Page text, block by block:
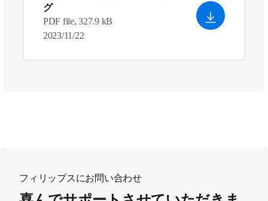
グ
PDF file, 327.9 kB
2023/11/22
フィリップスにお問い合わせ